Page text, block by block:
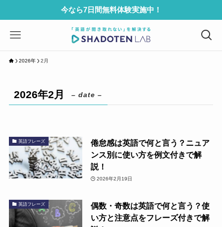
今なら7日間無料体験実施中！
2026年 2月
2026年2月 – date –
英語フレーズ
倦怠感は英語で何と言う？ニュア
ンス別に使い方を例文付きで解
説！
2026年2月19日
英語フレーズ
偶数・奇数は英語で何と言う？使
い方と注意点をフレーズ付きで解